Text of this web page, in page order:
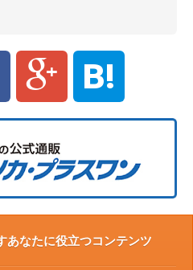
B!
あなたに役立つコンテンツ